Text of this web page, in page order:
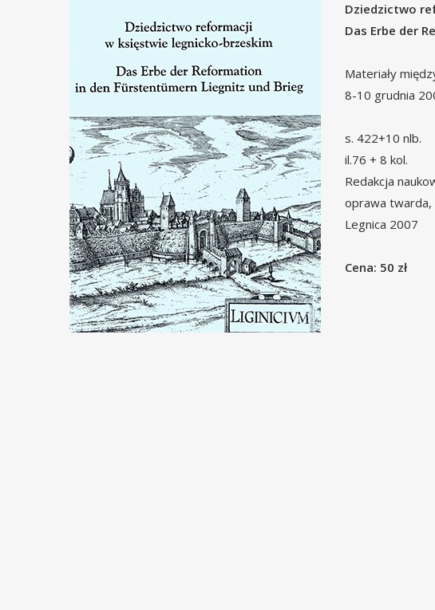
Dziedzictwo
Das Erbe der
Materiały
8-10 grudnia
s. 422+10 nlb.
il.76 + 8 kol.
Redakcja
oprawa twarda,
Legnica 2007
Cena: 50 zł